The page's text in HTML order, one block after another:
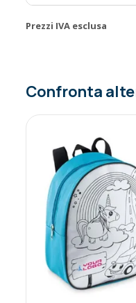
Prezzi IVA esclusa
Confronta